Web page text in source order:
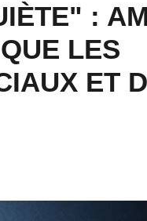
:
LES
ET